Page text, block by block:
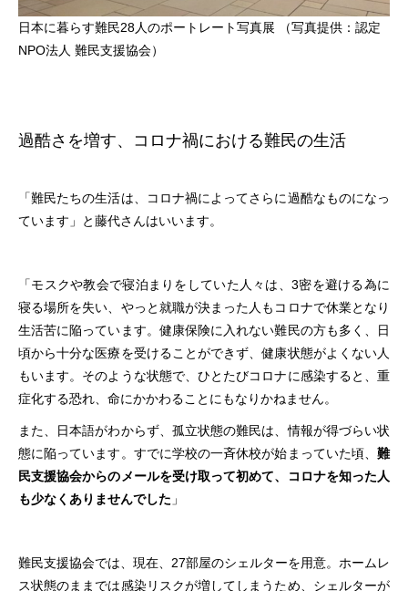
日本に暮らす難民28人のポートレート写真展 （写真提供：認定
NPO法人 難民支援協会）
過酷さを増す、コロナ禍における難民の生活
「難民たちの生活は、コロナ禍によってさらに過酷なものになっ
ています」と藤代さんはいいます。
「モスクや教会で寝泊まりをしていた人々は、3密を避ける為に
寝る場所を失い、やっと就職が決まった人もコロナで休業となり
生活苦に陥っています。健康保険に入れない難民の方も多く、日
頃から十分な医療を受けることができず、健康状態がよくない人
もいます。そのような状態で、ひとたびコロナに感染すると、重
症化する恐れ、命にかかわることにもなりかねません。
また、日本語がわからず、孤立状態の難民は、情報が得づらい状
態に陥っています。すでに学校の一斉休校が始まっていた頃、 難
民支援協会からのメールを受け取って初めて、コロナを知った人
も少なくありませんでした 」
難民支援協会では、現在、27部屋のシェルターを用意。ホームレ
ス状態のままでは感染リスクが増してしまうため、シェルターが